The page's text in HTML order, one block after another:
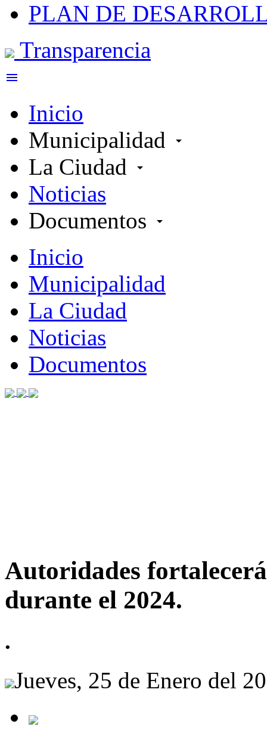
PLAN DE
Transparencia
menu
Inicio
Municipalidad
arrow_drop_down
La Ciudad arrow_drop_down
Noticias
Documentos
arrow_drop_down
Inicio
Municipalidad
La Ciudad
Noticias
Documentos
Autoridades
durante el 2024.
.
Jueves, 25 de Enero del